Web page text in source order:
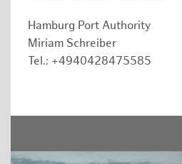
Hamburg Port Authority
Miriam Schreiber
Tel.: +4940428475585